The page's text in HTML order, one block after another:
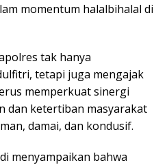
momentum halalbihalal di
tak hanya
tetapi juga mengajak
memperkuat sinergi
dan ketertiban masyarakat
damai, dan kondusif.
menyampaikan bahwa